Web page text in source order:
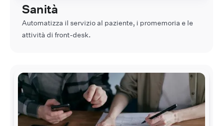
Sanità
Automatizza il servizio al paziente, i promemoria e le
attività di front-desk.